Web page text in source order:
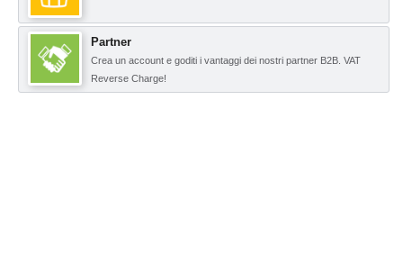
Partner
Crea un account e goditi i vantaggi dei nostri partner B2B. VAT
Reverse Charge!